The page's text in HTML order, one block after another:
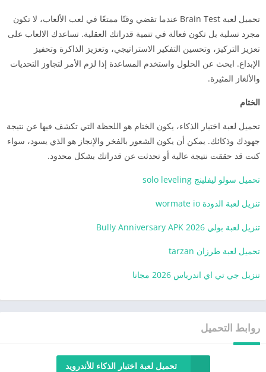
تحميل لعبة Brain Test عندما تقضي وقتًا ممتعًا في لعب الألعاب، لا تكون
مجرد تسلية بل تكون فعالة في تنمية قدراتك العقلية. تساعدك الالعاب على
تعزيز التركيز، وتحسين التفكير الاستراتيجي، وتعزيز الذاكرة وتحفيز
الإبداع. ابحث عن الحلول واستخدم المساعدة إذا لزم الأمر لتجاوز التحديات
والألغاز المثيرة.
الختام
تحميل لعبة اختبار الذكاء، يكون الختام هو اللحظة التي تكشف فيها عن نتيجة
جهودك وذكائك. يمكن أن يكون الشعور بالفخر والإنجاز هو الذي يسود، سواء
كنت قد حققت نتيجة عالية أو تحدثت عن قدراتك بشكل محدود.
تحميل سولو ليفلينج solo leveling
تنزيل لعبة الدودة wormate io
تنزيل لعبة بولي 2026 Bully Anniversary APK
تحميل لعبة طرزان tarzan
تنزيل جي تي اي اندرياس 2026 مجانا
روابط التحميل
تحميل لعبة اختبار الذكاء للأندرويد